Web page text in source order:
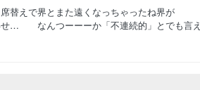
えで界とまた遠くなっちゃったね界が
… なんつーーーか「不連続的」とでも言え
を… ミステリアスというか胡散臭いという